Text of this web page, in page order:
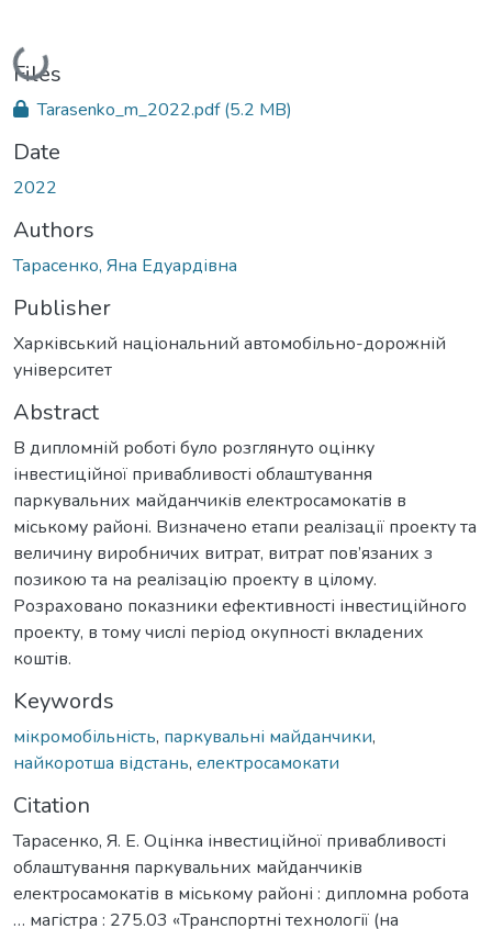
Loading...
Files
Tarasenko_m_2022.pdf(5.2 MB)
Date
2022
Authors
Тарасенко, Яна Едуардівна
Publisher
Харківський національний автомобільно-дорожній
університет
Abstract
В дипломній роботі було розглянуто оцінку
інвестиційної привабливості облаштування
паркувальних майданчиків електросамокатів в
міському районі. Визначено етапи реалізації проекту та
величину виробничих витрат, витрат пов’язаних з
позикою та на реалізацію проекту в цілому.
Розраховано показники ефективності інвестиційного
проекту, в тому числі період окупності вкладених
коштів.
Keywords
мікромобільність, паркувальні майданчики,
найкоротша відстань, електросамокати
Citation
Тарасенко, Я. Е. Оцінка інвестиційної привабливості
облаштування паркувальних майданчиків
електросамокатів в міському районі : дипломна робота
… магістра : 275.03 «Транспортні технології (на